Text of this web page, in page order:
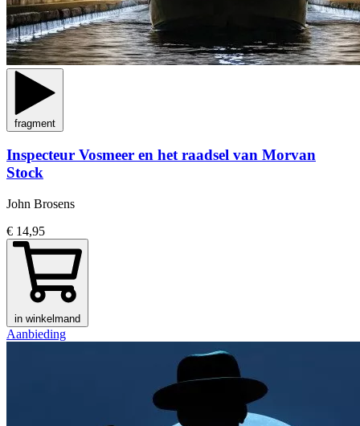
fragment
Inspecteur Vosmeer en het raadsel van Morvan
Stock
John Brosens
€ 14,95
in winkelmand
Aanbieding